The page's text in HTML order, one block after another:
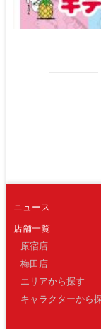
ニュース
店舗一覧
原宿店
梅田店
エリアから探す
キャラクターから